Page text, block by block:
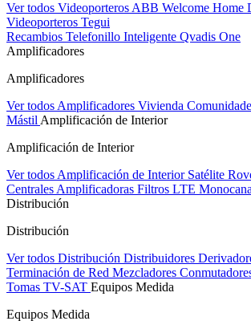
Ver todos Videoporteros ABB Welcome Home
Videoporteros Tegui
Recambios Telefonillo Inteligente Qvadis One
Amplificadores
Amplificadores
Ver todos Amplificadores Vivienda
Mástil Amplificación de Interior
Amplificación de Interior
Ver todos Amplificación de Interior Satélite
Centrales Amplificadoras Filtros LTE
Distribución
Distribución
Ver todos Distribución Distribuidores
Terminación de Red Mezcladores
Tomas TV-SAT Equipos Medida
Equipos Medida